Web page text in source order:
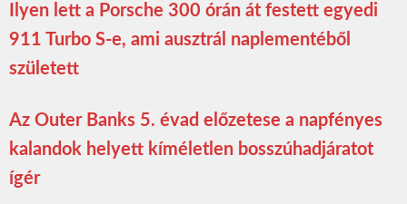
Ilyen lett a Porsche 300 órán át festett egyedi
911 Turbo S-e, ami ausztrál naplementéből
született
Az Outer Banks 5. évad előzetese a napfényes
kalandok helyett kíméletlen bosszúhadjáratot
ígér